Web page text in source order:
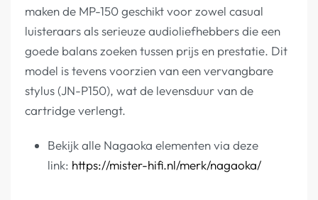
maken de MP-150 geschikt voor zowel casual
luisteraars als serieuze audioliefhebbers die een
goede balans zoeken tussen prijs en prestatie. Dit
model is tevens voorzien van een vervangbare
stylus (JN-P150), wat de levensduur van de
cartridge verlengt.
Bekijk alle Nagaoka elementen via deze
link: https://mister-hifi.nl/merk/nagaoka/